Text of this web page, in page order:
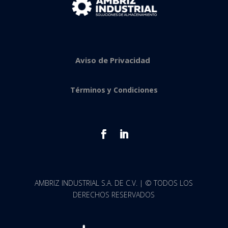
Aviso de Privacidad
Términos y Condiciones
AMBRIZ INDUSTRIAL S.A. DE C.V. | ©TODOS LOS
DERECHOS RESERVADOS